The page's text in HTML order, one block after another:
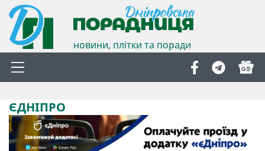
новини, плітки та поради
ЄДНІПРО